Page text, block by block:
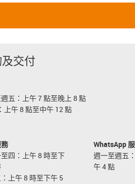
交付
五：上午 7 點至晚上 8 點
上午 8 點至中午 12 點
四：上午 8 時至下
上午 8 時至下午 5
WhatsApp
週一至週五
午 4 點